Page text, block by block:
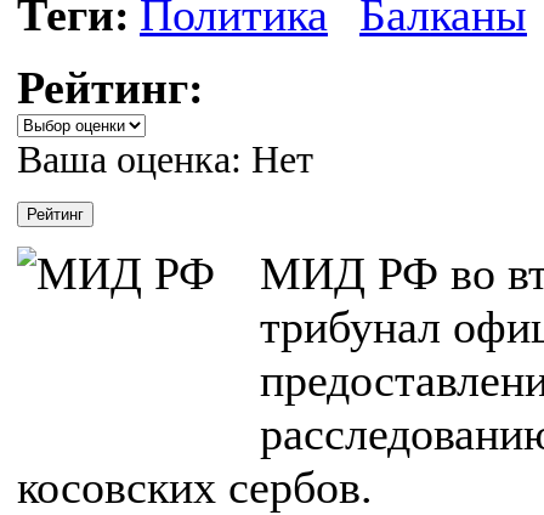
Теги: Политика
Балканы
Рейтинг:
Ваша оценка: Нет
МИД РФ во
трибунал
косовских сербов.